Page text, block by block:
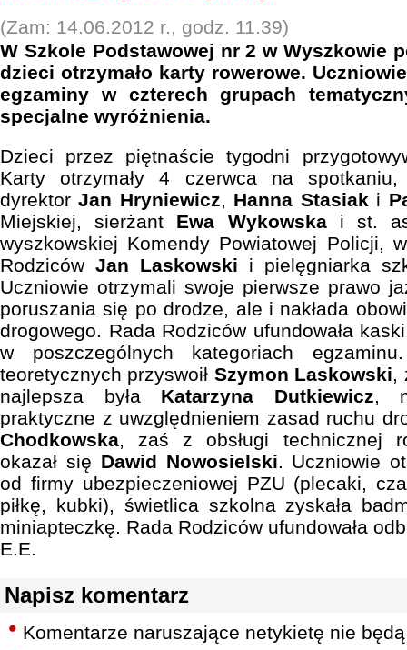
(Zam: 14.06.2012 r., godz. 11.39)
W Szkole Podstawowej nr 2 w Wyszkowie
dzieci otrzymało karty rowerowe.
egzaminy w czterech grupach
specjalne wyróżnienia.
Dzieci przez piętnaście tygodni
Karty otrzymały 4 czerwca na
dyrektorJan Hryniewicz, Hanna Stasiak i
Miejskiej, sierżant Ewa Wykowskai st.
wyszkowskiej Komendy Powiatowej Policji,
Rodziców Jan Laskowski i pielęgniarka
Uczniowie otrzymali swoje pierwsze prawo
poruszania się po drodze, ale i nakłada
drogowego. Rada Rodziców ufundowała
w poszczególnych kategoriach
teoretycznych przyswoił Szymon Laskowski,
najlepsza była Katarzyna Dutkiewicz,
praktyczne z uwzględnieniem zasad ruchu
Chodkowska, zaś z obsługi technicznej
okazał się Dawid Nowosielski. Uczniowie
od firmy ubezpieczeniowej PZU (plecaki,
piłkę, kubki), świetlica szkolna zyskała
miniapteczkę. Rada Rodziców ufundowała
E.E.
Napisz komentarz
Komentarze naruszające netykietę nie